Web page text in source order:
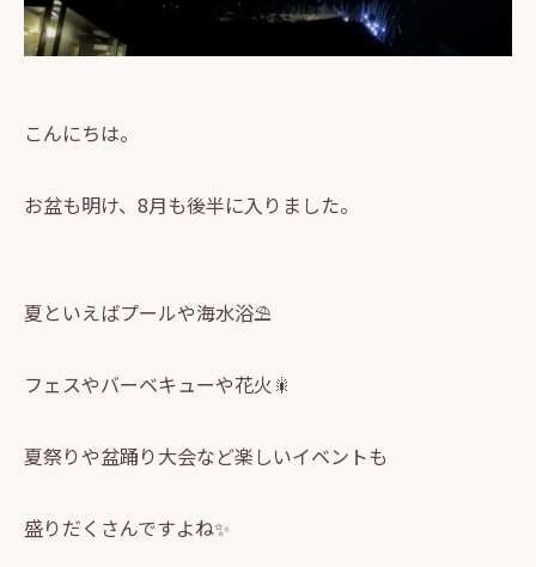
こんにちは。
お盆も明け、8月も後半に入りました。
夏といえばプールや海水浴⛱️
フェスやバーベキューや花火🎇
夏祭りや盆踊り大会など楽しいイベントも
盛りだくさんですよね✨